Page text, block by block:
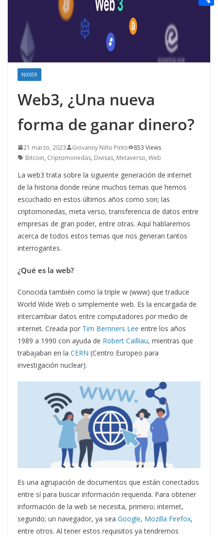
NIIXER
Web3, ¿Una nueva
forma de ganar dinero?
21 marzo, 2023 Giovanny Niño Pinto
853 Views
Bitcoin, Criptomonedas, Divisas, Metaverso, Web
La web3 trata sobre la siguiente generación de internet
de la historia donde reúne muchos temas que hemos
escuchado en estos últimos años como son; las
criptomonedas, meta verso, transferencia de datos entre
empresas de gran poder, entre otras. Aquí hablaremos
acerca de todos estos temas que nos generan tantos
interrogantes.
¿Qué es la web?
Conocida también como la triple w (www) que traduce
World Wide Web o simplemente web. Es la encargada de
intercambiar datos entre computadores por medio de
internet. Creada por Tim Bernners Lee entre los años
1989 a 1990 con ayuda de Robert Cailliau, mientras que
trabajaban en la CERN (Centro Europeo para
investigación nuclear).
Es una agrupación de documentos que están conectados
entre sí para buscar información requerida. Para obtener
información de la web se necesita, primero; internet,
segundo; un navegador, ya sea Google, Mozilla Firefox,
entre otros. Al tener estos requisitos ya tendremos
n
s
a
p